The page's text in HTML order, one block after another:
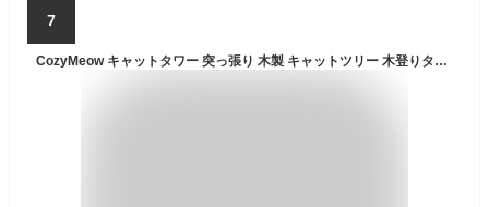
7
CozyMeow キャットタワー 突っ張り 木製 キャットツリー 木登りタワー 多層無垢材 太い支柱 スリム 宇宙船 ハンモック 多頭飼い 大型猫用 猫タワー 人気 おしゃれ 爪とぎ つめとぎ 猫 かわいい ねこ キャットウォーク 安定性良い 高さ調整幅235~260cm(高さ235~260cm)